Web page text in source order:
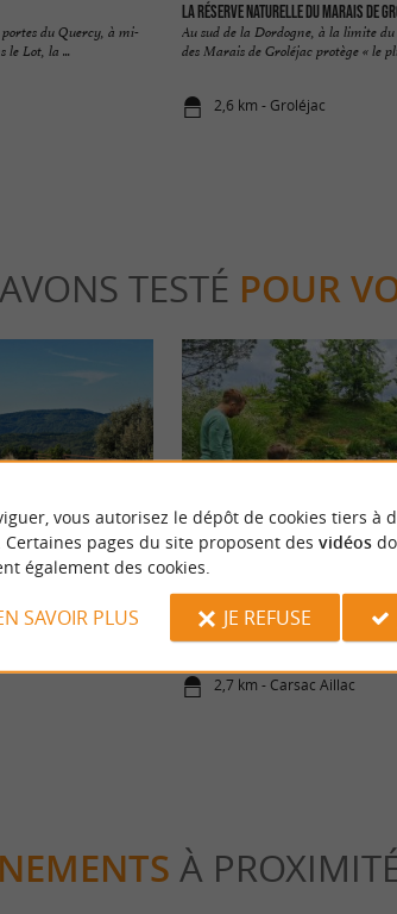
du Quercy, à mi-
le Lot, la ...
La Réserve Naturelle du Marais de
Au sud de la Dordogne, à la limite
des Marais de Groléjac protège « le
2,6 km - Groléjac
TESTÉ POUR
un séjour
Périgord
Les Jardins d'Eau de Carsac
2,7 km - Carsac Aillac
Détente
À
vous autorisez le dépôt de cookies tiers à
Certaines pages du site proposent des vidéos
également des cookies.
SAVOIR PLUS JE REFUSE